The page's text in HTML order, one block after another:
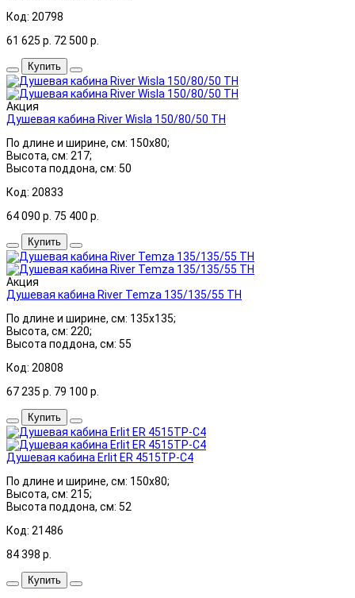
Код: 20798
61 625 р. 72 500 р.
Купить
Акция
Душевая кабина River Wisla 150/80/50 ТН
По длине и ширине, см: 150x80;
Высота, см: 217;
Высота поддона, см: 50
Код: 20833
64 090 р. 75 400 р.
Купить
Акция
Душевая кабина River Temza 135/135/55 ТН
По длине и ширине, см: 135x135;
Высота, см: 220;
Высота поддона, см: 55
Код: 20808
67 235 р. 79 100 р.
Купить
Душевая кабина Erlit ER 4515TP-C4
По длине и ширине, см: 150x80;
Высота, см: 215;
Высота поддона, см: 52
Код: 21486
84 398 р.
Купить